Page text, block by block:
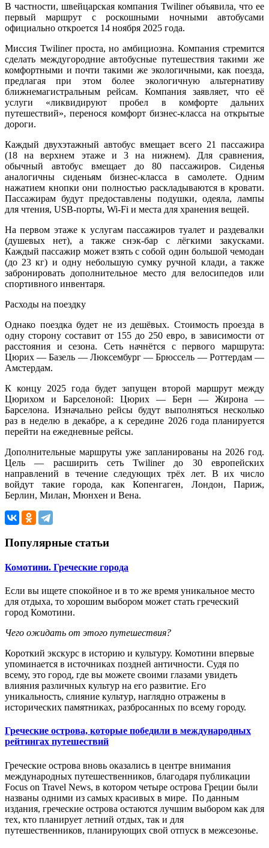
В частности, швейцарская компания Twiliner объявила, что ее
первый маршрут с роскошными ночными автобусами
официально откроется 14 ноября 2025 года.
Миссия Twiliner проста, но амбициозна. Компания стремится
сделать междугородние автобусные путешествия такими же
комфортными и почти такими же экологичными, как поезда,
предлагая при этом более экологичную альтернативу
ближнемагистральным рейсам. Компания заявляет, что её
услуги «ликвидируют пробел в комфорте дальних
путешествий», перенося комфорт бизнес-класса на открытые
дороги.
Каждый двухэтажный автобус вмещает всего 21 пассажира
(18 на верхнем этаже и 3 на нижнем). Для сравнения,
обычный автобус вмещает до 80 пассажиров. Сиденья
аналогичны сиденьям бизнес-класса в самолете. Одним
нажатием кнопки они полностью раскладываются в кровати.
Пассажирам будут предоставлены подушки, одеяла, лампы
для чтения, USB-порты, Wi-Fi и места для хранения вещей.
На первом этаже к услугам пассажиров туалет и раздевалки
(душевых нет), а также снэк-бар с лёгкими закусками.
Каждый пассажир может взять с собой один большой чемодан
(до 23 кг) и одну небольшую сумку ручной клади, а также
забронировать дополнительное место для велосипедов или
спортивного инвентаря.
Расходы на поездку
Однако поездка будет не из дешёвых. Стоимость проезда в
одну сторону составит от 155 до 250 евро, в зависимости от
расстояния и сезона. Сеть начнётся с первого маршрута:
Цюрих — Базель — Люксембург — Брюссель — Роттердам —
Амстердам.
К концу 2025 года будет запущен второй маршрут между
Цюрихом и Барселоной: Цюрих — Берн — Жирона —
Барселона. Изначально рейсы будут выполняться несколько
раз в неделю в декабре, а к середине 2026 года планируется
перейти на ежедневные рейсы.
Дополнительные маршруты уже запланированы на 2026 год.
Цель — расширить сеть Twiliner до 30 европейских
направлений в течение следующих трёх лет. В их число
войдут такие города, как Копенгаген, Лондон, Париж,
Берлин, Милан, Мюнхен и Вена.
Популярные статьи
Комотини. Греческие города
Если вы ищете спокойное и в то же время уникальное место
для отдыха, то хорошим выбором может стать греческий
город Комотини.
Чего ожидать от этого путешествия?
Короткий экскурс в историю и культуру. Комотини впервые
упоминается в источниках поздней античности. Судя по
всему, это город, где вы можете своими глазами увидеть
влияния различных культур на его развитие. Его
уникальность, слияние культур, наглядно отражены в
исторических памятниках, разбросанных по всему городу.
Греческие острова, которые победили в международных
рейтингах путешествий
Греческие острова вновь оказались в центре внимания
международных путешественников, благодаря публикации
Focus on Travel News, в котором четыре острова Греции были
названы одними из самых красивых в мире. По данным
издания, греческие острова остаются лучшим выбором как для
тех, кто планирует летний отдых, так и для
путешественников, планирующих свой отпуск в межсезонье.